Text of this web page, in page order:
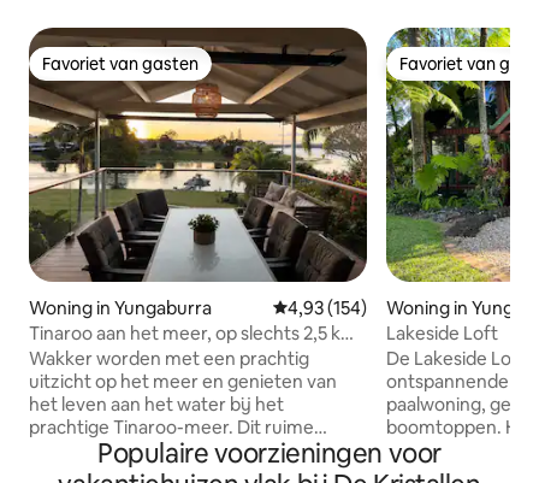
Favoriet van gasten
Favoriet van gasten
Woning in Yungaburra Gemiddelde beoordeling van
4,93 (154)
Tinaroo aan het meer, op slechts 2,5 km
van de stad Yungaburra
Wakker worden met een prachtig
uitzicht op het meer en genieten van
het leven aan het water bij het
prachtige Tinaroo-meer. Dit ruime
toevluchtsoord voor gezinnen heeft
directe toegang tot het meer en je
Favoriet van
Favoriet van
Woning in
Lakeside Loft
De Lakeside Loft
ontspannende
paalwoning,
boomtoppen.
verdiepingen
panoramisch
Populaire voorzieningen voor